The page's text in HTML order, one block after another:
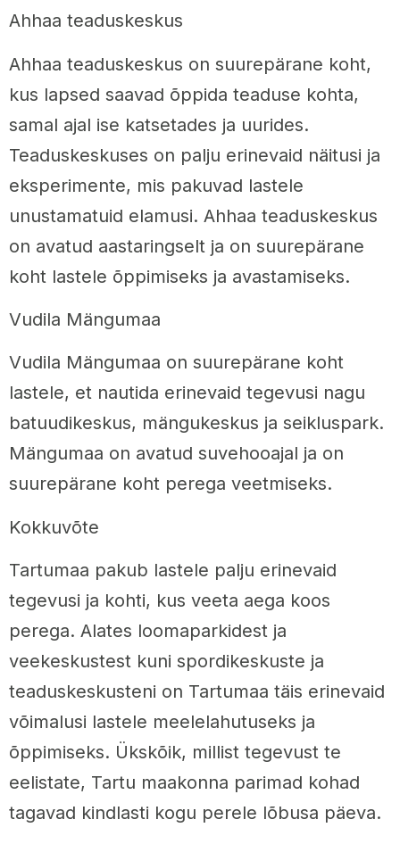
Ahhaa teaduskeskus
Ahhaa teaduskeskus on suurepärane koht,
kus lapsed saavad õppida teaduse kohta,
samal ajal ise katsetades ja uurides.
Teaduskeskuses on palju erinevaid näitusi ja
eksperimente, mis pakuvad lastele
unustamatuid elamusi. Ahhaa teaduskeskus
on avatud aastaringselt ja on suurepärane
koht lastele õppimiseks ja avastamiseks.
Vudila Mängumaa
Vudila Mängumaa on suurepärane koht
lastele, et nautida erinevaid tegevusi nagu
batuudikeskus, mängukeskus ja seikluspark.
Mängumaa on avatud suvehooajal ja on
suurepärane koht perega veetmiseks.
Kokkuvõte
Tartumaa pakub lastele palju erinevaid
tegevusi ja kohti, kus veeta aega koos
perega. Alates loomaparkidest ja
veekeskustest kuni spordikeskuste ja
teaduskeskusteni on Tartumaa täis erinevaid
võimalusi lastele meelelahutuseks ja
õppimiseks. Ükskõik, millist tegevust te
eelistate, Tartu maakonna parimad kohad
tagavad kindlasti kogu perele lõbusa päeva.